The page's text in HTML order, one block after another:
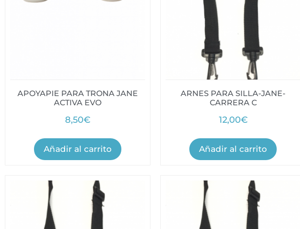
APOYAPIE PARA TRONA JANE
ACTIVA EVO
8,50€
Añadir al carrito
ARNES PARA SILLA-JANE-
CARRERA C
12,00€
Añadir al carrito